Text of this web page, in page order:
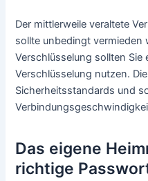
Der mittlerweile veraltete
sollte unbedingt vermieden
Verschlüsselung sollten Sie
Verschlüsselung nutzen.
Sicherheitsstandards und
Das eigene
richtige